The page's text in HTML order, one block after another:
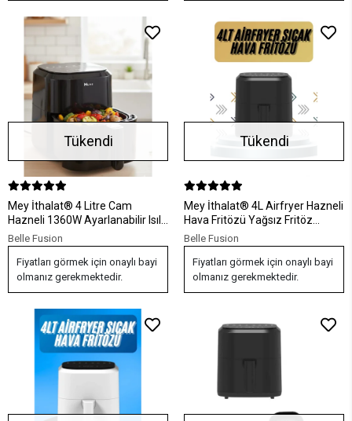
Tükendi
Mey İthalat® 4 Litre Cam
Hazneli 1360W Ayarlanabilir Isılı
Airfryer
Belle Fusion
Fiyatları görmek için onaylı bayi
olmanız gerekmektedir.
Tükendi
Mey İthalat® 4L Airfryer Hazneli
Hava Fritözü Yağsız Fritöz
Taşınabilir Fırın İşlevi Gören
Pratik
Belle Fusion
Fiyatları görmek için onaylı bayi
olmanız gerekmektedir.